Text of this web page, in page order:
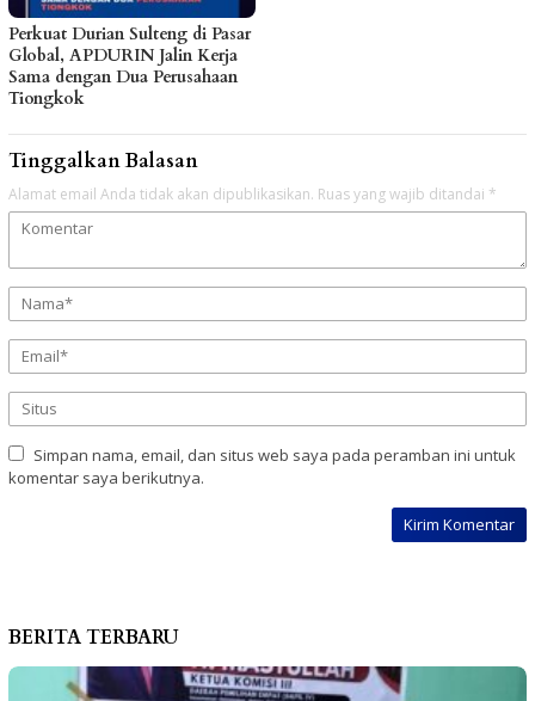
Perkuat Durian Sulteng di Pasar
Global, APDURIN Jalin Kerja
Sama dengan Dua Perusahaan
Tiongkok
Tinggalkan Balasan
Alamat email Anda tidak akan dipublikasikan. Ruas yang wajib ditandai *
Simpan nama, email, dan situs web saya pada peramban ini untuk
komentar saya berikutnya.
BERITA TERBARU